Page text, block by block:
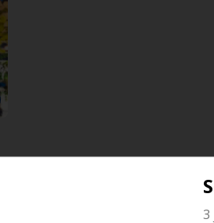
3